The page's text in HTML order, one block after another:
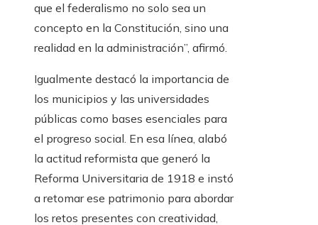
que el federalismo no solo sea un
concepto en la Constitución, sino una
realidad en la administración”, afirmó.
Igualmente destacó la importancia de
los municipios y las universidades
públicas como bases esenciales para
el progreso social. En esa línea, alabó
la actitud reformista que generó la
Reforma Universitaria de 1918 e instó
a retomar ese patrimonio para abordar
los retos presentes con creatividad,